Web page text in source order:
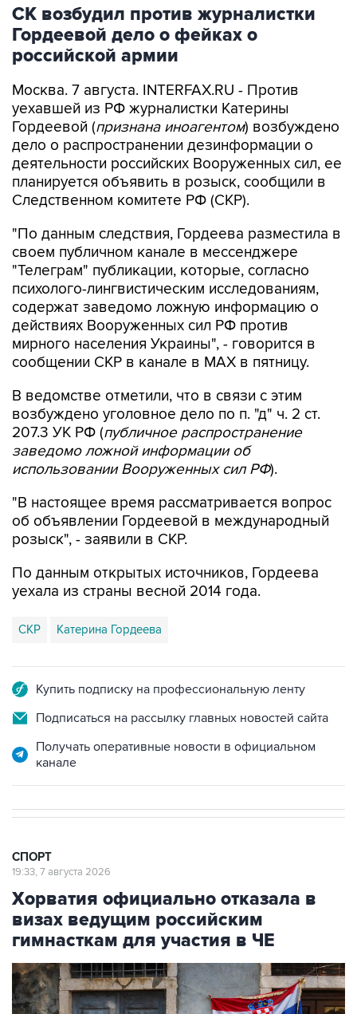
СК возбудил против журналистки
Гордеевой дело о фейках о
российской армии
Москва. 7 августа. INTERFAX.RU - Против
уехавшей из РФ журналистки Катерины
Гордеевой (признана иноагентом) возбуждено
дело о распространении дезинформации о
деятельности российских Вооруженных сил, ее
планируется объявить в розыск, сообщили в
Следственном комитете РФ (СКР).
"По данным следствия, Гордеева разместила в
своем публичном канале в мессенджере
"Телеграм" публикации, которые, согласно
психолого-лингвистическим исследованиям,
содержат заведомо ложную информацию о
действиях Вооруженных сил РФ против
мирного населения Украины", - говорится в
сообщении СКР в канале в MAX в пятницу.
В ведомстве отметили, что в связи с этим
возбуждено уголовное дело по п. "д" ч. 2 ст.
207.3 УК РФ (публичное распространение
заведомо ложной информации об
использовании Вооруженных сил РФ).
"В настоящее время рассматривается вопрос
об объявлении Гордеевой в международный
розыск", - заявили в СКР.
По данным открытых источников, Гордеева
уехала из страны весной 2014 года.
СКР Катерина Гордеева
Купить подписку на профессиональную ленту
Подписаться на рассылку главных новостей сайта
Получать оперативные новости в официальном
канале
СПОРТ
19:33, 7 августа 2026
Хорватия официально отказала в
визах ведущим российским
гимнасткам для участия в ЧЕ